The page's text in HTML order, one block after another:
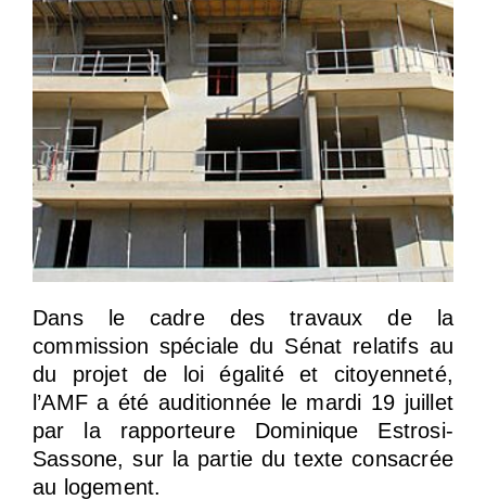
Dans le cadre des travaux de la
commission spéciale du Sénat relatifs au
du projet de loi égalité et citoyenneté,
l’AMF a été auditionnée le mardi 19 juillet
par la rapporteure Dominique Estrosi-
Sassone, sur la partie du texte consacrée
au logement.